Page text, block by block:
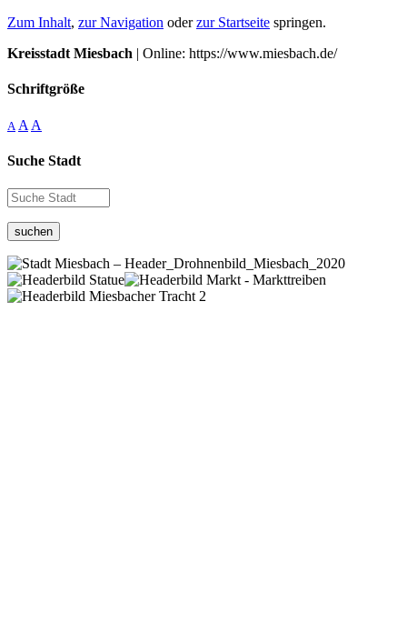
Zum Inhalt, zur Navigation oderzur Startseite springen.
Kreisstadt Miesbach | Online: https://www.miesbach.de/
Schriftgröße
A A A
Suche Stadt
suchen